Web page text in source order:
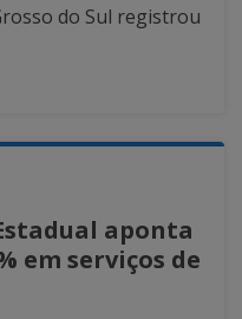
do Sul registrou
aponta
em serviços de